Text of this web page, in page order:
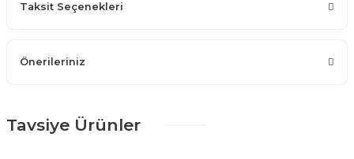
Taksit Seçenekleri
Önerileriniz
Tavsiye Ürünler